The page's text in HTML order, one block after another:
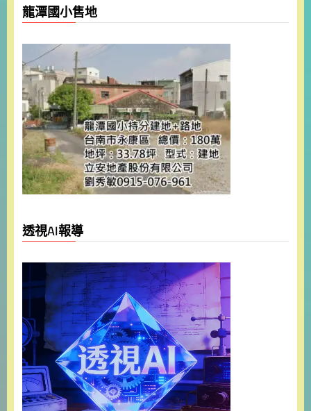
龍潭國小售地
透視AI報導